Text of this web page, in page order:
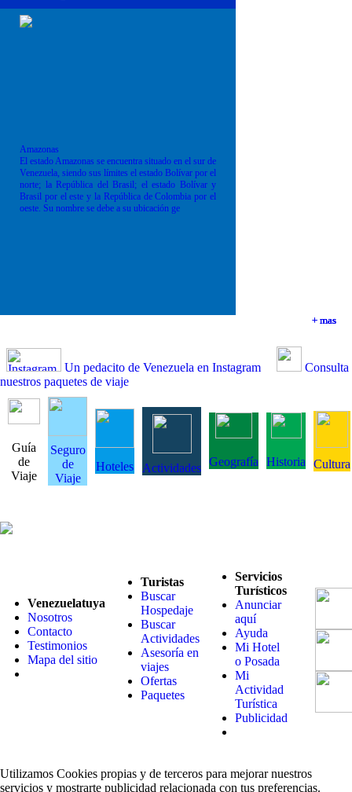
+ mas
+ mas
+ mas
Amazonas
El estado Amazonas se encuentra situado en el sur de
Venezuela, siendo sus límites el estado Bolívar por el
norte; la República del Brasil; el estado Bolívar y
Brasil por el este y la República de Colombia por el
oeste. Su nombre se debe a su ubicación ge
+ mas
Un pedacito de Venezuela en Instagram
Consulta
nuestros paquetes de viaje
Guía
de
Viaje
Seguro
de
Viaje
Hoteles Actividades Geografía Historia Cultura
Venezuelatuya
Nosotros
Contacto
Testimonios
Mapa del sitio
Turistas
Buscar
Hospedaje
Buscar
Actividades
Asesoría en
viajes
Ofertas
Paquetes
Servicios
Turísticos
Anunciar
aquí
Ayuda
Mi Hotel
o Posada
Mi
Actividad
Turística
Publicidad
Utilizamos Cookies propias y de terceros para mejorar nuestros
servicios y mostrarte publicidad relacionada con tus preferencias.